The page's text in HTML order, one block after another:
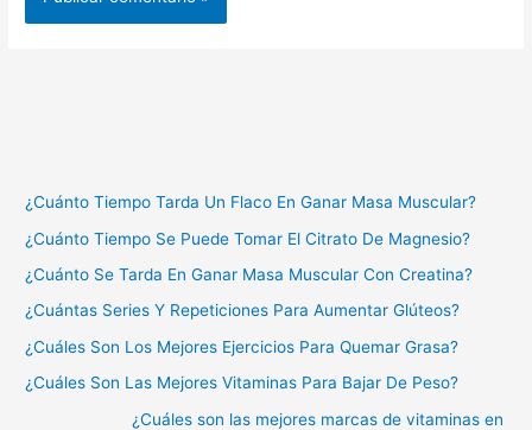
¿Cuánto Tiempo Tarda Un Flaco En Ganar Masa Muscular?
¿Cuánto Tiempo Se Puede Tomar El Citrato De Magnesio?
¿Cuánto Se Tarda En Ganar Masa Muscular Con Creatina?
¿Cuántas Series Y Repeticiones Para Aumentar Glúteos?
¿Cuáles Son Los Mejores Ejercicios Para Quemar Grasa?
¿Cuáles Son Las Mejores Vitaminas Para Bajar De Peso?
¿Cuáles son las mejores marcas de vitaminas en